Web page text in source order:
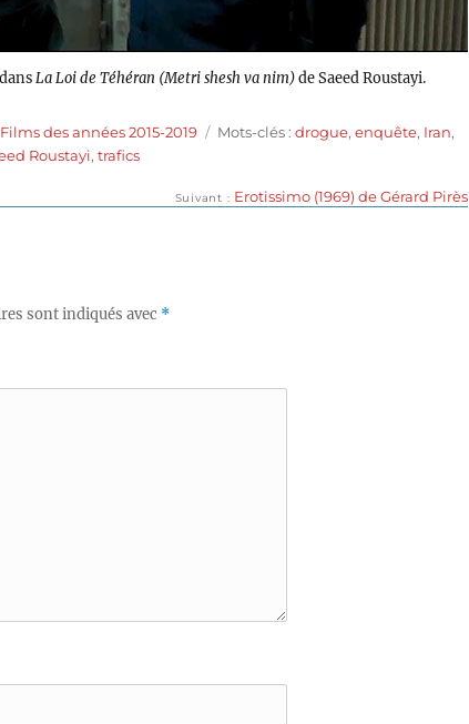
La Loi de Téhéran (Metri shesh va nim)de Saeed Roustayi.
Films des années 2015-2019 Étiquettes
Mots-clés :drogue,enquête, Iran,
Roustayi,trafics
Suivant
Publication
Erotissimo (1969) de Gérard Pirès
sont indiqués avec *